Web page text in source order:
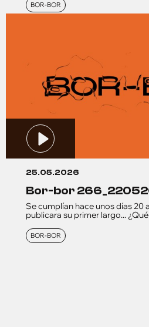
BOR-BOR
25.05.2026
bor-bor
Se cumplían hace unos días 20
publicara su primer largo...
BOR-BOR